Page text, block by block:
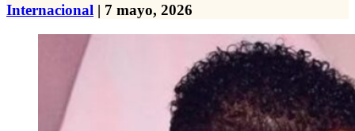
Internacional | 7 mayo, 2026